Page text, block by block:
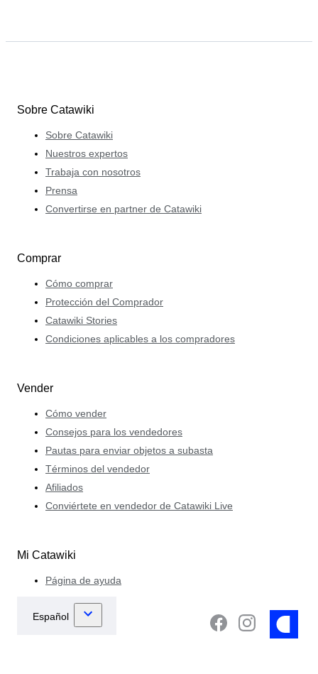
Sobre Catawiki
Sobre Catawiki
Nuestros expertos
Trabaja con nosotros
Prensa
Convertirse en partner de Catawiki
Comprar
Cómo comprar
Protección del Comprador
Catawiki Stories
Condiciones aplicables a los compradores
Vender
Cómo vender
Consejos para los vendedores
Pautas para enviar objetos a subasta
Términos del vendedor
Afiliados
Conviértete en vendedor de Catawiki Live
Mi Catawiki
Página de ayuda